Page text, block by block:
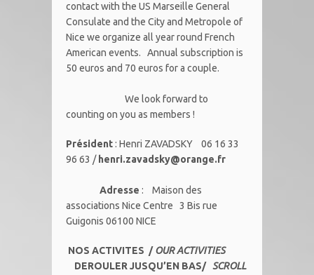
contact with the US Marseille General
Consulate and the City and Metropole of
Nice we organize all year round French
American events. Annual subscription is
50 euros and 70 euros for a couple.
We look forward to
counting on you as members !
Président : Henri ZAVADSKY 06 16 33
96 63 /henri.zavadsky@orange.fr
Adresse : Maison des
associations Nice Centre 3 Bis rue
Guigonis 06100 NICE
NOS ACTIVITES /OUR ACTIVITIES
DEROULER JUSQU’EN BAS/ SCROLL